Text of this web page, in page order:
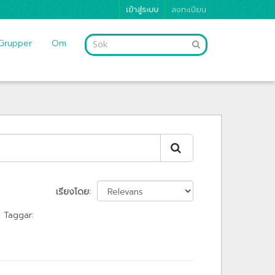
เข้าสู่ระบบ ลงทะเบียน
Om
เรียงโดย
Taggar: